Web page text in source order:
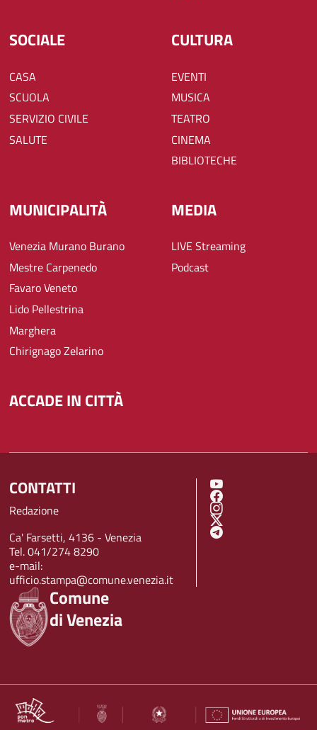
SOCIALE
CASA
SCUOLA
SERVIZIO CIVILE
SALUTE
CULTURA
EVENTI
MUSICA
TEATRO
CINEMA
BIBLIOTECHE
MUNICIPALITÀ
Venezia Murano Burano
Mestre Carpenedo
Favaro Veneto
Lido Pellestrina
Marghera
Chirignago Zelarino
MEDIA
LIVE Streaming
Podcast
ACCADE IN CITTÀ
Comune
di Venezia
CONTATTI
Redazione
Ca' Farsetti, 4136 - Venezia
Tel. 041/274 8290
e-mail:
ufficio.stampa@comune.venezia.it
SOCIAL MENU